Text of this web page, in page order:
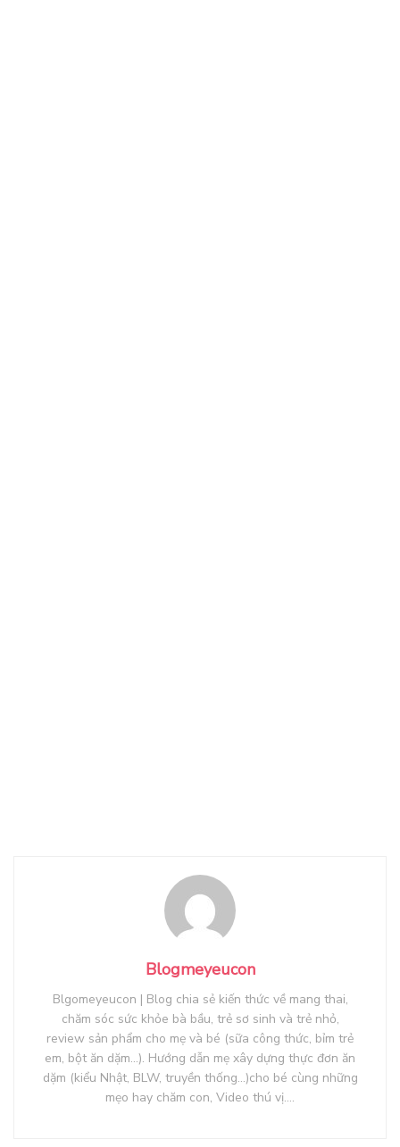
Blogmeyeucon
Blgomeyeucon | Blog chia sẻ kiến thức về mang thai,
chăm sóc sức khỏe bà bầu, trẻ sơ sinh và trẻ nhỏ,
review sản phẩm cho mẹ và bé (sữa công thức, bỉm trẻ
em, bột ăn dặm...). Hướng dẫn mẹ xây dựng thực đơn ăn
dặm (kiểu Nhật, BLW, truyền thống...)cho bé cùng những
mẹo hay chăm con, Video thú vị....